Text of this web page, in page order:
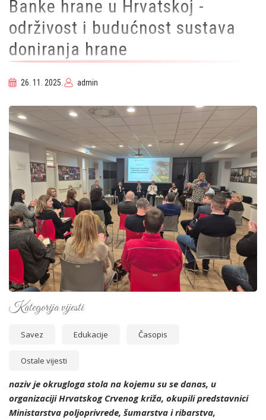
Banke hrane u Hrvatskoj -
održivost i budućnost sustava
doniranja hrane
26. 11. 2025. admin
Kategorija vijesti
Savez Edukacije Časopis
Ostale vijesti
naziv je okrugloga stola na kojemu su se danas, u
organizaciji Hrvatskog Crvenog križa, okupili predstavnici
Ministarstva poljoprivrede, šumarstva i ribarstva,